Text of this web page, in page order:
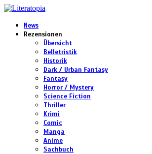
News
Rezensionen
Übersicht
Belletristik
Historik
Dark / Urban Fantasy
Fantasy
Horror / Mystery
Science Fiction
Thriller
Krimi
Comic
Manga
Anime
Sachbuch